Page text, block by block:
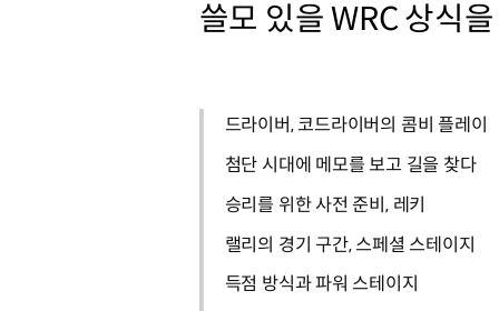
쓸모 있을 WRC 상식
드라이버, 코드라이버의 콤비 플레이
첨단 시대에 메모를 보고 길을 찾다
승리를 위한 사전 준비, 레키
랠리의 경기 구간, 스페셜 스테이지
득점 방식과 파워 스테이지